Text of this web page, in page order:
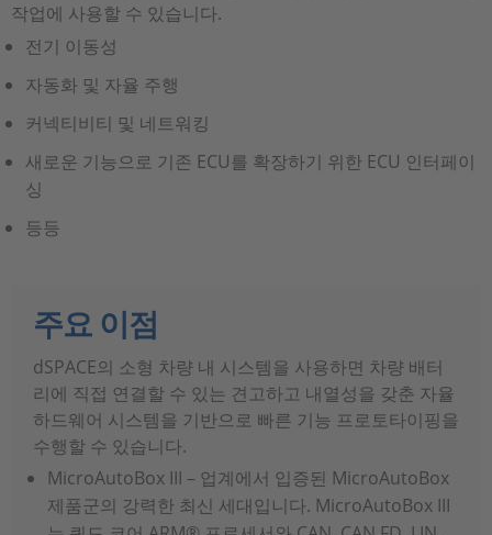
작업에 사용할 수 있습니다.
전기 이동성
자동화 및 자율 주행
커넥티비티 및 네트워킹
새로운 기능으로 기존 ECU를 확장하기 위한 ECU 인터페이
싱
등등
주요 이점
dSPACE의 소형 차량 내 시스템을 사용하면 차량 배터
리에 직접 연결할 수 있는 견고하고 내열성을 갖춘 자율
하드웨어 시스템을 기반으로 빠른 기능 프로토타이핑을
수행할 수 있습니다.
MicroAutoBox III – 업계에서 입증된 MicroAutoBox
제품군의 강력한 최신 세대입니다. MicroAutoBox III